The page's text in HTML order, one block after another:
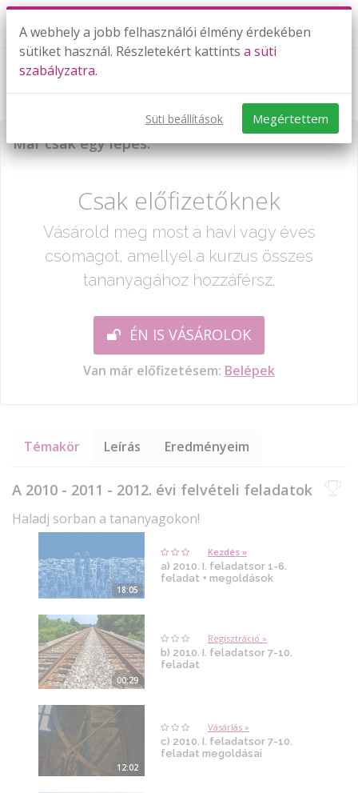
2010. I. feladatsor 7-10. feladat megoldásai
Már csak egy lépés:
Csak előfizetőknek
Vásárold meg most a havi vagy éves
csomagot, amellyel a kurzus összes
tananyagához hozzáférsz.
ÉN IS VÁSÁROLOK
Van már előfizetésem: Belépek
Témakör Leírás Eredményeim
A 2010 - 2011 - 2012. évi felvételi feladatok
Haladj sorban a tananyagokon!
18:05
Kezdés »
a) 2010. I. feladatsor 1-6.
feladat + megoldások
00:29
Regisztráció »
b) 2010. I. feladatsor 7-10.
feladat
12:02
Vásárlás »
c) 2010. I. feladatsor 7-10.
feladat megoldásai
A webhely a jobb felhasználói élmény érdekében
sütiket használ. Részletekért kattints a süti
szabályzatra.
Süti beállítások Megértettem